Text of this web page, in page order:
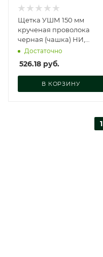
Щетка УШМ 150 мм
крученая проволока
черная (чашка) НИ,
УШМ150
Достаточно
526.18 руб.
В КОРЗИНУ
1